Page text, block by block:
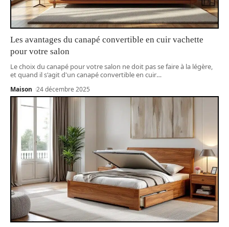
Les avantages du canapé convertible en cuir vachette
pour votre salon
Le choix du canapé pour votre salon ne doit pas se faire à la légère,
et quand il s'agit d'un canapé convertible en cuir…
Maison 24 décembre 2025